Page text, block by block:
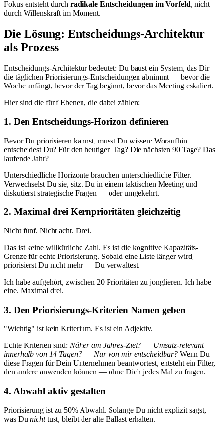
Fokus entsteht durch radikale Entscheidungen im Vorfeld, nicht
durch Willenskraft im Moment.
Die Lösung: Entscheidungs-Architektur
als Prozess
Entscheidungs-Architektur bedeutet: Du baust ein System, das Dir
die täglichen Priorisierungs-Entscheidungen abnimmt — bevor die
Woche anfängt, bevor der Tag beginnt, bevor das Meeting eskaliert.
Hier sind die fünf Ebenen, die dabei zählen:
1. Den Entscheidungs-Horizon definieren
Bevor Du priorisieren kannst, musst Du wissen: Woraufhin
entscheidest Du? Für den heutigen Tag? Die nächsten 90 Tage? Das
laufende Jahr?
Unterschiedliche Horizonte brauchen unterschiedliche Filter.
Verwechselst Du sie, sitzt Du in einem taktischen Meeting und
diskutierst strategische Fragen — oder umgekehrt.
2. Maximal drei Kernprioritäten gleichzeitig
Nicht fünf. Nicht acht. Drei.
Das ist keine willkürliche Zahl. Es ist die kognitive Kapazitäts-
Grenze für echte Priorisierung. Sobald eine Liste länger wird,
priorisierst Du nicht mehr — Du verwaltest.
Ich habe aufgehört, zwischen 20 Prioritäten zu jonglieren. Ich habe
eine. Maximal drei.
3. Den Priorisierungs-Kriterien Namen geben
"Wichtig" ist kein Kriterium. Es ist ein Adjektiv.
Echte Kriterien sind: Näher am Jahres-Ziel? — Umsatz-relevant
innerhalb von 14 Tagen? — Nur von mir entscheidbar? Wenn Du
diese Fragen für Dein Unternehmen beantwortest, entsteht ein Filter,
den andere anwenden können — ohne Dich jedes Mal zu fragen.
4. Abwahl aktiv gestalten
Priorisierung ist zu 50% Abwahl. Solange Du nicht explizit sagst,
was Du nichttust, bleibt der alte Ballast erhalten.